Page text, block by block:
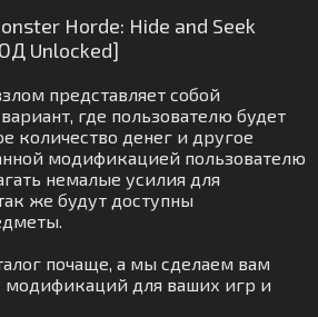
Horde: Hide and Seek
Unlocked]
представляет собой
где пользователю будет
количество денег и другое
модификацией пользователю
немалые усилия для
же будут доступны
почаще, а мы сделаем вам
модификаций для ваших игр и